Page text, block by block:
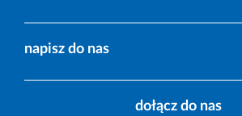
napisz do nas
dołącz do nas